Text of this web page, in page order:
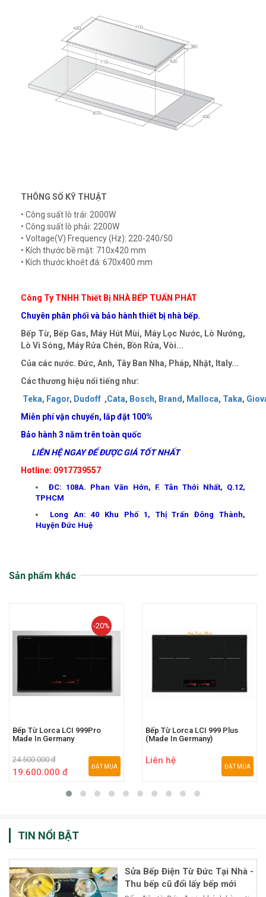
THÔNG SỐ KỸ THUẬT
• Công suất lò trái: 2000W
• Công suất lò phải: 2200W
• Voltage(V) Frequency (Hz): 220-240/50
• Kích thước bề mặt: 710x420 mm
• Kích thước khoét đá: 670x400 mm
Công Ty TNHH Thiết Bị NHÀ BẾP TUẤN PHÁT
Chuyên phân phối và bảo hành thiết bị nhà bếp.
Bếp Từ, Bếp Gas, Máy Hút Mùi, Máy Lọc Nước, Lò Nướng,
Lò Vi Sóng, Máy Rửa Chén, Bồn Rửa, Vòi...
Của các nước. Đức, Anh, Tây Ban Nha, Pháp, Nhật, Italy...
Các thương hiệu nổi tiếng như:
Teka, Fagor, Dudoff ,Cata, Bosch, Brand , Malloca, Taka,
Miễn phí vận chuyển, lắp đặt 100%
Bảo hành 3 năm trên toàn quốc
LIÊN HỆ NGAY ĐỂ ĐƯỢC GIÁ TỐT NHẤT
Hotline: 0917739557
ĐC: 108A. Phan Văn Hớn, F. Tân Thới Nhất, Q.12,
TPHCM
Long An: 40 Khu Phố 1, Thị Trấn Đông Thành,
Huyện Đức Huệ
Sản phẩm khác
-20%
Bếp Từ Lorca LCI 999Pro
Made In Germany
24.500.000 đ
19.600.000 đ
ĐẶT MUA
Bếp Từ Lorca LCI 999 Plus
(Made In Germany)
Liên hệ
ĐẶT MUA
TIN NỔI BẬT
Sửa Bếp Điện Từ Đức Tại Nhà -
Thu bếp cũ đổi lấy bếp mới